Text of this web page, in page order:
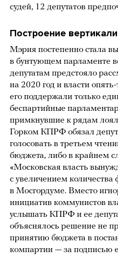
судей, 12 депутатов
Построение вертикали
Мэрия постепенно стала
в бунтующем парламенте
депутатам предстояло
на 2020 год и власти
его поддержали только
беспартийные
примкнувшие к рядам
Горком КПРФ обязал
голосовать в третьем
бюджета, либо в крайнем
«Московская власть
с увеличением
в Мосгордуме. Вместо
инициатив коммунистов
услышать КПРФ и ее
объяснялось решение не
принятию бюджета в
компартии — за подписью